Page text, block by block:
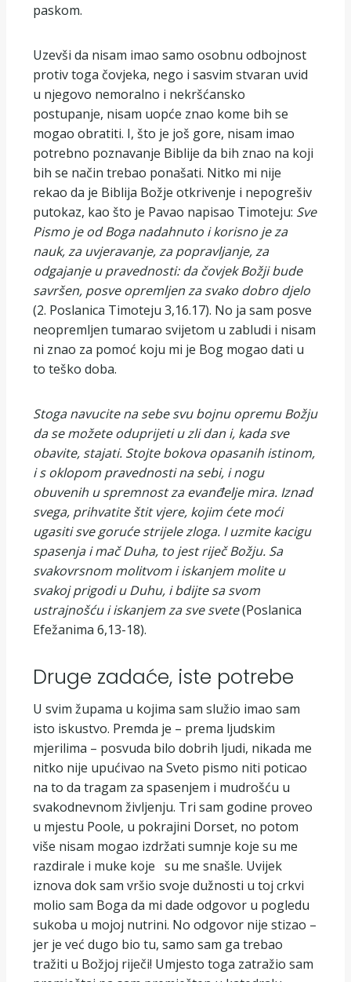
paskom.
Uzevši da nisam imao samo osobnu odbojnost
protiv toga čovjeka, nego i sasvim stvaran uvid
u njegovo nemoralno i nekršćansko
postupanje, nisam uopće znao kome bih se
mogao obratiti. I, što je još gore, nisam imao
potrebno poznavanje Biblije da bih znao na koji
bih se način trebao ponašati. Nitko mi nije
rekao da je Biblija Božje otkrivenje i nepogrešiv
putokaz, kao što je Pavao napisao Timoteju: Sve
Pismo je od Boga nadahnuto i korisno je za
nauk, za uvjeravanje, za popravljanje, za
odgajanje u pravednosti: da čovjek Božji bude
savršen, posve opremljen za svako dobro djelo
(2. Poslanica Timoteju 3,16.17). No ja sam posve
neopremljen tumarao svijetom u zabludi i nisam
ni znao za pomoć koju mi je Bog mogao dati u
to teško doba.
Stoga navucite na sebe svu bojnu opremu Božju
da se možete oduprijeti u zli dan i, kada sve
obavite, stajati. Stojte bokova opasanih istinom,
i s oklopom pravednosti na sebi, i nogu
obuvenih u spremnost za evanđelje mira. Iznad
svega, prihvatite štit vjere, kojim ćete moći
ugasiti sve goruće strijele zloga. I uzmite kacigu
spasenja i mač Duha, to jest riječ Božju. Sa
svakovrsnom molitvom i iskanjem molite u
svakoj prigodi u Duhu, i bdijte sa svom
ustrajnošću i iskanjem za sve svete(Poslanica
Efežanima 6,13-18).
Druge zadaće, iste potrebe
U svim župama u kojima sam služio imao sam
isto iskustvo. Premda je – prema ljudskim
mjerilima – posvuda bilo dobrih ljudi, nikada me
nitko nije upućivao na Sveto pismo niti poticao
na to da tragam za spasenjem i mudrošću u
svakodnevnom življenju. Tri sam godine proveo
u mjestu Poole, u pokrajini Dorset, no potom
više nisam mogao izdržati sumnje koje su me
razdirale i muke koje su me snašle. Uvijek
iznova dok sam vršio svoje dužnosti u toj crkvi
molio sam Boga da mi dade odgovor u pogledu
sukoba u mojoj nutrini. No odgovor nije stizao –
jer je već dugo bio tu, samo sam ga trebao
tražiti u Božjoj riječi! Umjesto toga zatražio sam